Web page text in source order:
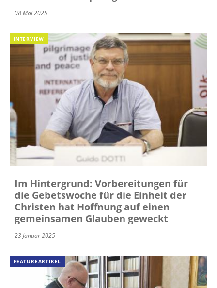
08 Mai 2025
INTERVIEW
Im Hintergrund: Vorbereitungen für
die Gebetswoche für die Einheit der
Christen hat Hoffnung auf einen
gemeinsamen Glauben geweckt
23 Januar 2025
FEATUREARTIKEL